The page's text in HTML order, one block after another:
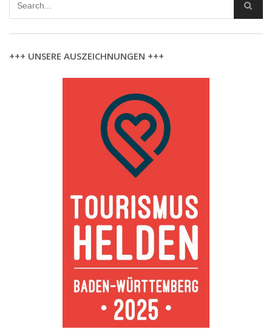
+++ UNSERE AUSZEICHNUNGEN +++